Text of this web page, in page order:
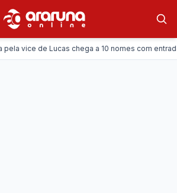
vice de Lucas chega a 10 nomes com entrada